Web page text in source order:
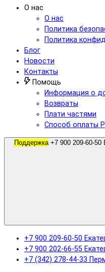
О нас
О нас
Политика
Политика
Блог
Новости
Контакты
Помощь
Информация о
Возвраты
Плати частями
Способ оплаты
Поддержка
+7 900 209-60-50
+7 900 202-66-55
+7 (342) 278-44-33